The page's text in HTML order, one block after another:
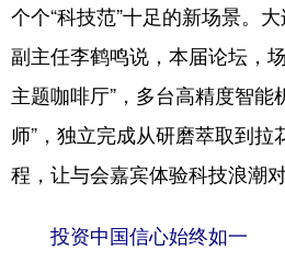
个个“科技范”十足的新场景。
副主任李鹤鸣说，本届论坛，
主题咖啡厅”，多台高精度智能
师”，独立完成从研磨萃取到
程，让与会嘉宾体验科技浪潮
投资中国信心始终如一